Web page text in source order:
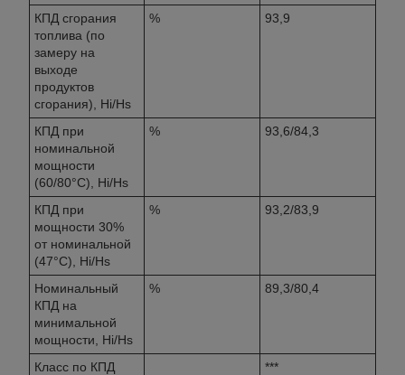
КПД сгорания
топлива (по
замеру на
выходе
продуктов
сгорания), Hi/Hs
% 93,9
КПД при
номинальной
мощности
(60/80°С), Hi/Hs
% 93,6/84,3
КПД при
мощности 30%
от номинальной
(47°С), Hi/Hs
% 93,2/83,9
Номинальный
КПД на
минимальной
мощности, Hi/Hs
% 89,3/80,4
Класс по КПД
***